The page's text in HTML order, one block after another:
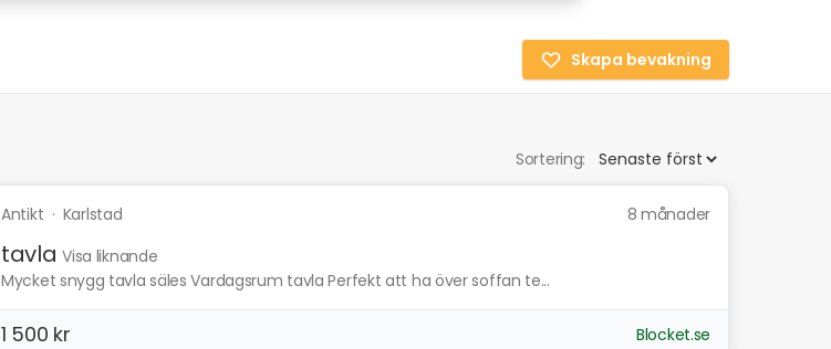
Skapa bevakning
Sortering:
Antikt · Karlstad 8 månader
tavla Visa liknande
Mycket snygg tavla säles Vardagsrum tavla Perfekt att ha över soffan te...
1 500 kr Blocket.se